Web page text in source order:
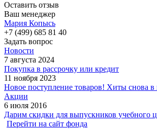
Оставить отзыв
Ваш менеджер
Мария Копысь
+7 (499) 685 81 40
Задать вопрос
Новости
7 августа 2024
Покупка в рассрочку или кредит
11 ноября 2023
Новое поступление товаров! Хиты снова в
Акции
6 июля 2016
Дарим скидки для выпускников учебного
Перейти на сайт фонда